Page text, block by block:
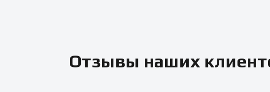
Отзывы наших